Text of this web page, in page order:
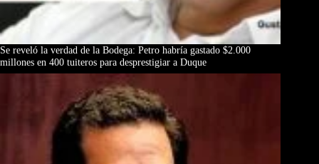
Se reveló la verdad de la Bodega: Petro habría gastado $2.000
millones en 400 tuiteros para desprestigiar a Duque